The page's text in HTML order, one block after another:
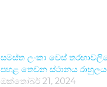
සමස්ත ලංකා චෙස්
පහළ තෙවන ස්ථානය
ඔක්තෝබර් 21, 2024